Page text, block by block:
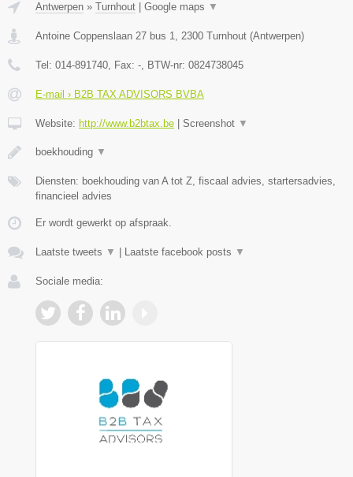
Antwerpen » Turnhout Google maps ▼
Antoine Coppenslaan 27 bus 1, 2300 Turnhout (Antwerpen)
Tel: 014-891740, Fax: -, BTW-nr: 0824738045
E-mail › B2B TAX ADVISORS BVBA
Website: http://www.b2btax.be Screenshot ▼
boekhouding ▼
Diensten: boekhouding van A tot Z, fiscaal advies, startersadvies,
financieel advies
Er wordt gewerkt op afspraak.
Laatste tweets ▼ Laatste facebook posts ▼
Sociale media: